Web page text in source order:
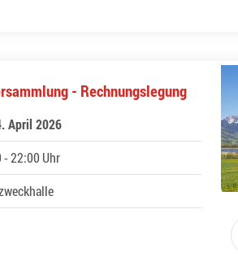
- Rechnungslegung
April 2026
- 22:00 Uhr